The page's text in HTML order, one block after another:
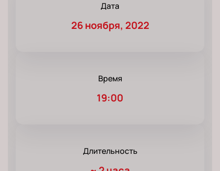
Дата
26 ноября, 2022
Время
19:00
Длительность